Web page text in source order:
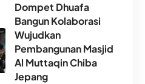
Dompet Dhuafa
Bangun Kolaborasi
Wujudkan
Pembangunan Masjid
Al Muttaqin Chiba
Jepang